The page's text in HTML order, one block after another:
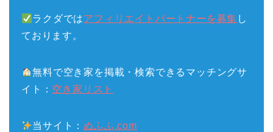
ラクダではアフィリエイトパートナーを募集 し
ております。
無料で空き家を掲載・検索できるマッチングサ
イト： 空き家リスト
当サイト：ぬふふ.com